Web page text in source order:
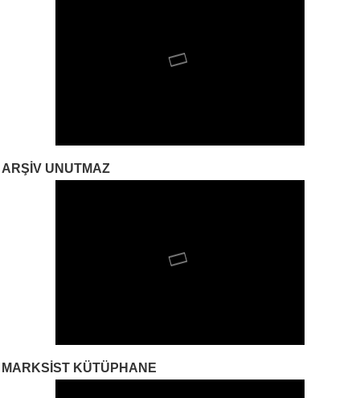
ARŞIV UNUTMAZ
MARKSIST KÜTÜPHANE